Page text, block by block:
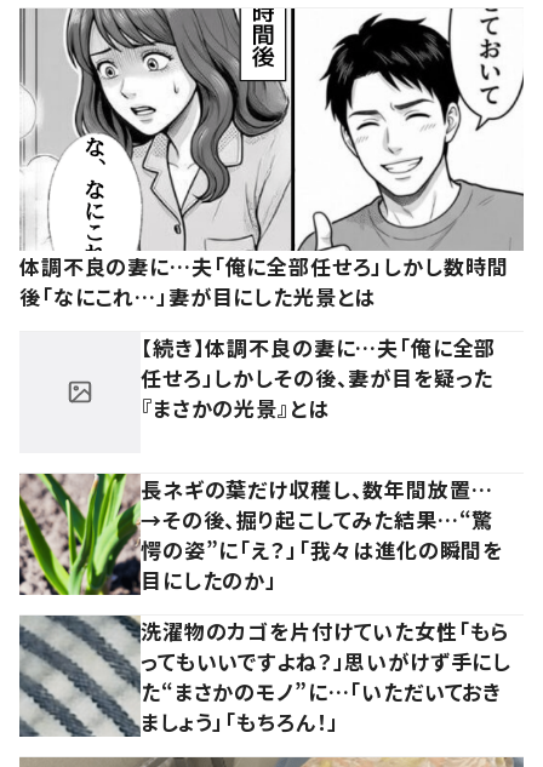
体調不良の妻に…夫「俺に全部任せろ」しかし数時間
後「なにこれ…」妻が目にした光景とは
【続き】体調不良の妻に…夫「俺に全部
任せろ」しかしその後、妻が目を疑った
『まさかの光景』とは
長ネギの葉だけ収穫し、数年間放置…
→その後、掘り起こしてみた結果…“驚
愕の姿”に「え？」「我々は進化の瞬間を
目にしたのか」
洗濯物のカゴを片付けていた女性「もら
ってもいいですよね？」思いがけず手にし
た“まさかのモノ”に…「いただいておき
ましょう」「もちろん！」